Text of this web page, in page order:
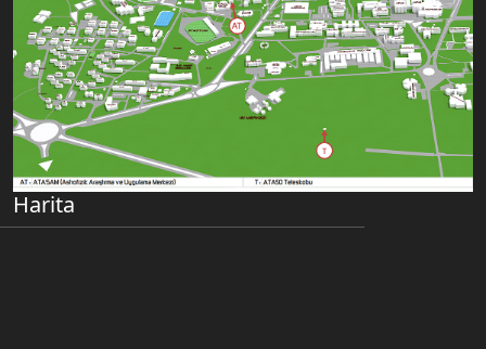
Harita